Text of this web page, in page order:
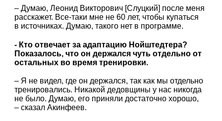
– Думаю, Леонид Викторович [Слуцкий] после меня
расскажет. Все-таки мне не 60 лет, чтобы купаться
в источниках. Думаю, такого нет в программе.
- Кто отвечает за адаптацию Нойштедтера?
Показалось, что он держался чуть отдельно от
остальных во время тренировки.
– Я не видел, где он держался, так как мы отдельно
тренировались. Никакой дедовщины у нас никогда
не было. Думаю, его приняли достаточно хорошо,
– сказал Акинфеев.